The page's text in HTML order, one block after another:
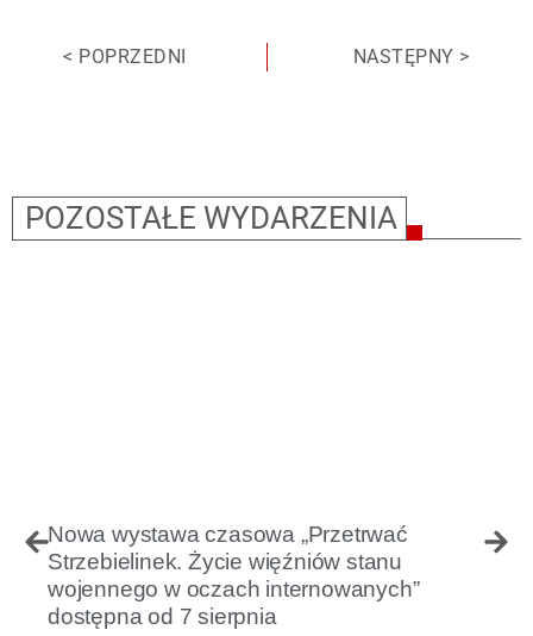
< POPRZEDNI NASTĘPNY >
POZOSTAŁE WYDARZENIA
Nowa wystawa czasowa „Przetrwać
Strzebielinek. Życie więźniów stanu
wojennego w oczach internowanych”
dostępna od 7 sierpnia